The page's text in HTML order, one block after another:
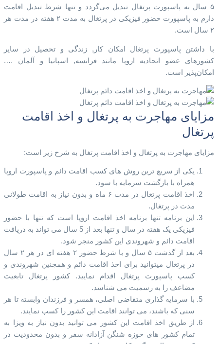
۵ سال به پاسپورت پرتغال تبدیل می‌گردد و تنها شرط تبدیل اقامت
دارم به پاسپورت حضور فیزیکی در پرتغال به مدت ۲ هفته در مدت هر
۲ سال است.
با داشتن پاسپورت پرتغال امکان کار, زندگی و تحصیل در سایر
کشورهای عضو اتحادیه اروپا مانند فرانسه, اسپانیا و آلمان ….
امکان‌پذیر است.
مزایای مهاجرت به پرتغال و اخذ اقامت
پرتغال
مزایای مهاجرت به پرتغال و اخذ اقامت پرتغال​ به شرح زیر است:
یکی از سریع ترین روش های کسب اقامت دائم و پاسپورت اروپا
همراه با بازگشت سرمایه با سود.
اخذ اقامت پرتغال در مدت ۶ ماه و بدون نیاز به اقامت طولانی
مدت در پرتغال.
این برنامه تنها برنامه اخذ اقامت اروپا است که تنها با حضور
فیزیکی یک هفته در سال و تنها بعد از 5 سال می تواند به دریافت
اقامت دائم و شهروندی این کشور منجر شود.
بعد از گذشت ۵ سال و با شرط حضور ۲ هفته ای در هر ۲ سال
در پرتغال میتوانید برای اخذ اقامت دائم و همچنین شهروندی و
کسب پاسپورت پرتغال اقدام نمایید. کشور پرتغال تابعیت
مضاعف را به رسمیت می شناسد.
با سرمایه گذاری متقاضی اصلی، همسر و فرزندان وابسته تا هر
سنی که باشند، می توانند اقامت این کشور را کسب نمایند.
از طریق اخذ اقامت این کشور می توانید بدون نیاز به ویزا به
تمام کشور های حوزه شنگن آزادانه سفر و بدون محدودیت در